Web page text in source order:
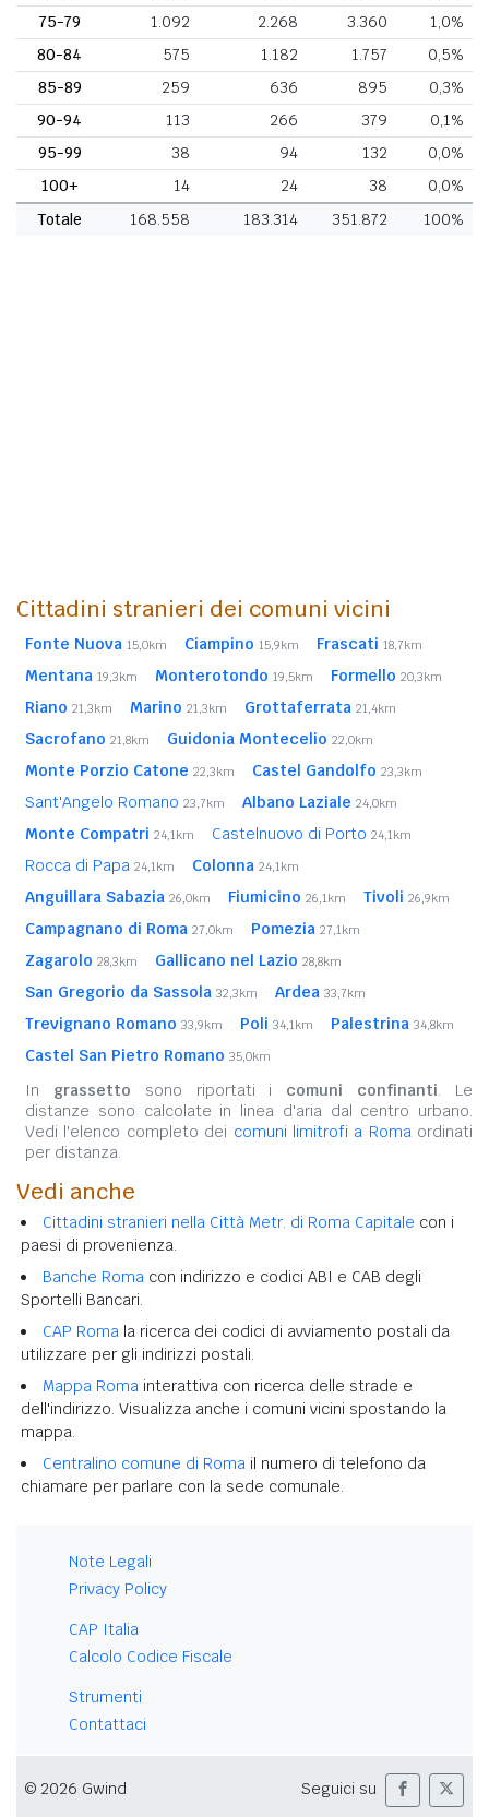
75-79
1.092 2.268 3.360
1,0%
80-84
575 1.182 1.757
0,5%
85-89
259 636 895
0,3%
90-94
113 266 379
0,1%
95-99
38 94 132
0,0%
100+
14 24 38
0,0%
Totale
168.558 183.314 351.872 100%
Cittadini stranieri dei comuni vicini
Fonte Nuova 15,0km Ciampino 15,9km Frascati 18,7km
Mentana 19,3km Monterotondo 19,5km Formello 20,3km
Riano 21,3km Marino 21,3km Grottaferrata 21,4km
Sacrofano 21,8km Guidonia Montecelio 22,0km
Monte Porzio Catone 22,3km Castel Gandolfo 23,3km
Sant'Angelo Romano 23,7km Albano Laziale 24,0km
Monte Compatri 24,1km Castelnuovo di Porto 24,1km
Rocca di Papa 24,1km Colonna 24,1km
Anguillara Sabazia 26,0km Fiumicino 26,1km Tivoli 26,9km
Campagnano di Roma 27,0km Pomezia 27,1km
Zagarolo 28,3km Gallicano nel Lazio 28,8km
San Gregorio da Sassola 32,3km Ardea 33,7km
Trevignano Romano 33,9km Poli 34,1km Palestrina 34,8km
Castel San Pietro Romano 35,0km
In grassetto sono riportati i comuni confinanti. Le
distanze sono calcolate in linea d'aria dal centro urbano.
Vedi l'elenco completo dei comuni limitrofi a Romaordinati
per distanza.
Vedi anche
Cittadini stranieri nella Città Metr. di Roma Capitale con i
paesi di provenienza.
Banche Roma con indirizzo e codici ABI e CAB degli
Sportelli Bancari.
CAP Roma la ricerca dei codici di avviamento postali da
utilizzare per gli indirizzi postali.
Mappa Roma interattiva con ricerca delle strade e
dell'indirizzo. Visualizza anche i comuni vicini spostando la
mappa.
Centralino comune di Roma il numero di telefono da
chiamare per parlare con la sede comunale.
Note Legali
Privacy Policy
CAP Italia
Calcolo Codice Fiscale
Strumenti
Contattaci
© 2026 Gwind Seguici su